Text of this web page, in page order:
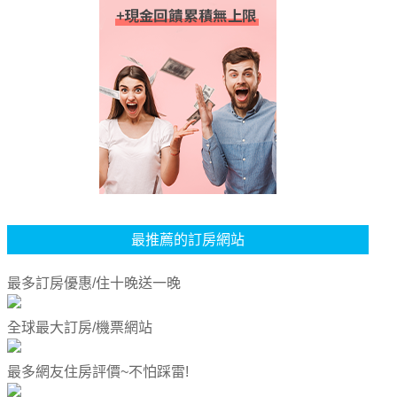
最推薦的訂房網站
最多訂房優惠/住十晚送一晚
全球最大訂房/機票網站
最多網友住房評價~不怕踩雷!